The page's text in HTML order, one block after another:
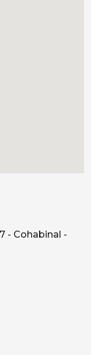
- Cohabinal -